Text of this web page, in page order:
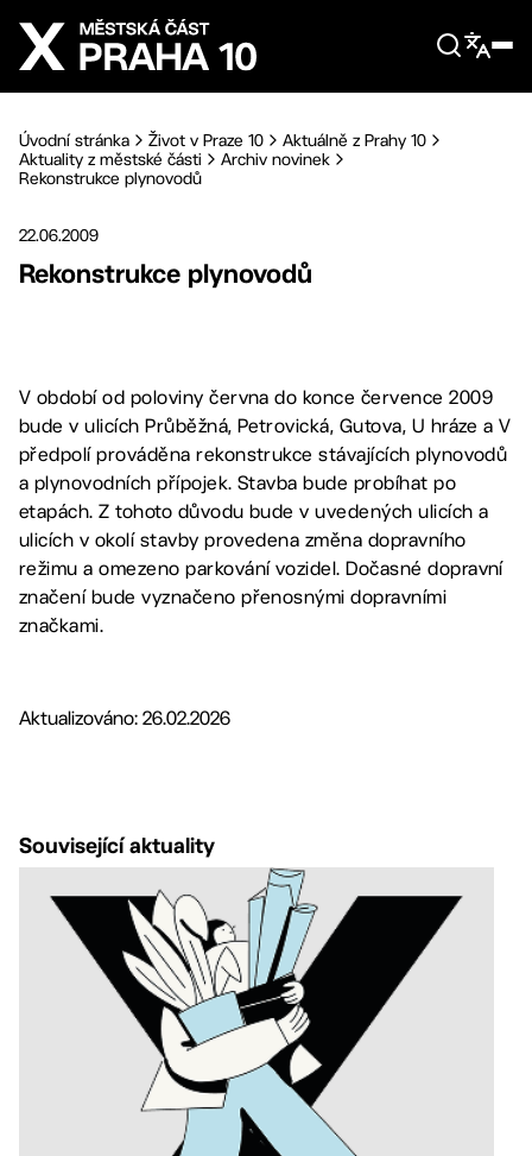
Přejít na hlavní obsah
Úvodní stránka Život v Praze 10
Aktuálně z Prahy 10
Aktuality z městské části
Archiv novinek
Rekonstrukce plynovodů
22.06.2009
Rekonstrukce plynovodů
V období od poloviny června do konce července 2009
bude v ulicích Průběžná, Petrovická, Gutova, U hráze a V
předpolí prováděna rekonstrukce stávajících plynovodů
a plynovodních přípojek. Stavba bude probíhat po
etapách. Z tohoto důvodu bude v uvedených ulicích a
ulicích v okolí stavby provedena změna dopravního
režimu a omezeno parkování vozidel. Dočasné dopravní
značení bude vyznačeno přenosnými dopravními
značkami.
Aktualizováno: 26.02.2026
Související aktuality